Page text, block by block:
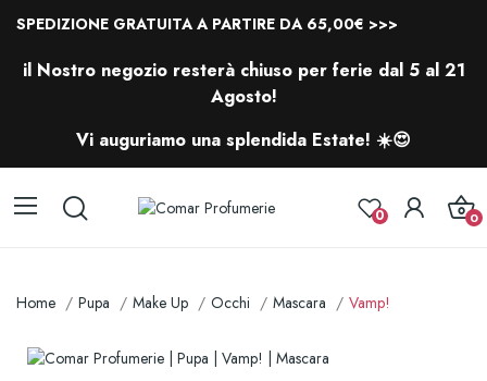
SPEDIZIONE GRATUITA A PARTIRE DA 65,00€ >>>
il Nostro negozio resterà chiuso per ferie dal 5 al 21
Agosto!
Vi auguriamo una splendida Estate! ☀️😍
0 0
Home Pupa Make Up Occhi Mascara Vamp!